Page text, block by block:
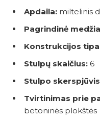
Apdaila: miltelinis
Pagrindinė
Konstrukcijos
Stulpų skaičius: 6
Stulpo
Tvirtinimas prie
betoninės plokštės